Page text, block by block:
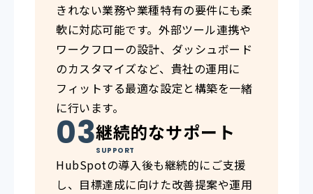
きれない業務や業種特有の要件にも柔
軟に対応可能です。外部ツール連携や
ワークフローの設計、ダッシュボード
のカスタマイズなど、貴社の運用に
フィットする最適な設定と構築を一緒
に行います。
継続的なサポート
SUPPORT
HubSpotの導入後も継続的にご支援
し、目標達成に向けた改善提案や運用